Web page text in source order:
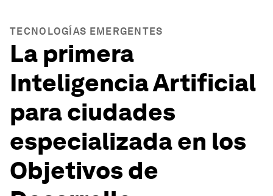
TECNOLOGÍAS EMERGENTES
La primera
Inteligencia Artificial
para ciudades
especializada en los
Objetivos de